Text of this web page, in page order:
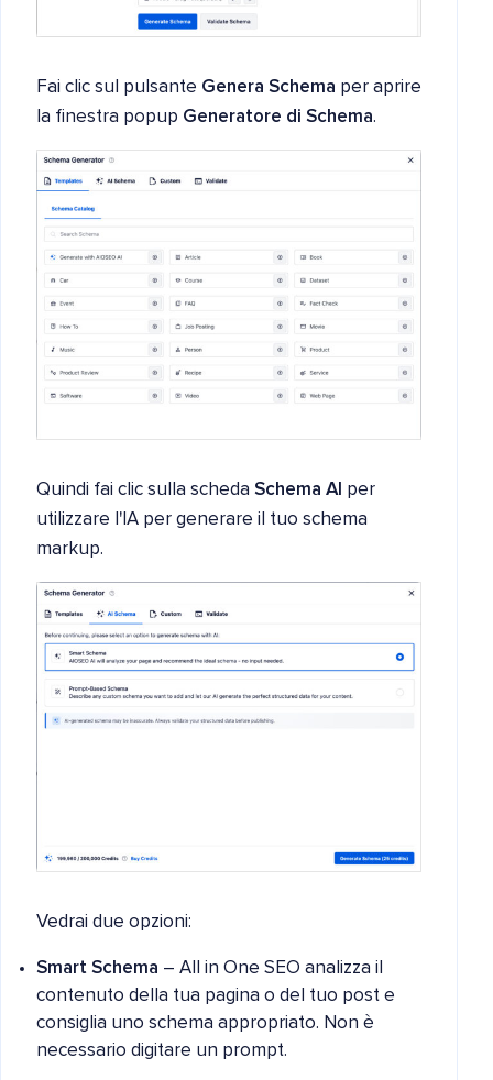
Fai clic sul pulsante Genera Schema per aprire
la finestra popup Generatore di Schema.
Quindi fai clic sulla scheda Schema AI per
utilizzare l'IA per generare il tuo schema
markup.
Vedrai due opzioni:
Smart Schema – All in One SEO analizza il
contenuto della tua pagina o del tuo post e
consiglia uno schema appropriato. Non è
necessario digitare un prompt.